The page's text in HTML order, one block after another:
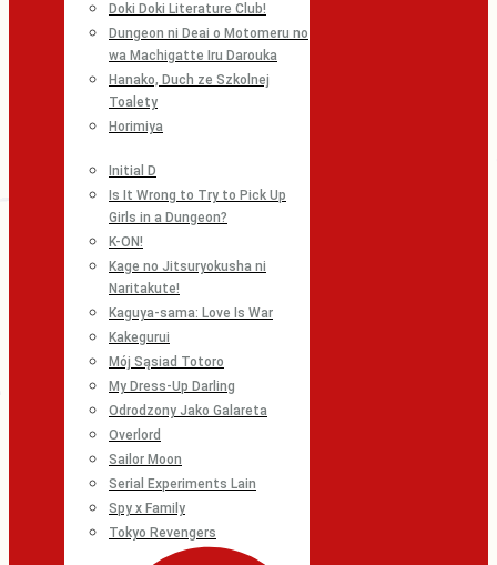
Doki Doki Literature Club!
Dungeon ni Deai o Motomeru no
wa Machigatte Iru Darouka
Hanako, Duch ze Szkolnej
Toalety
Horimiya
Initial D
Is It Wrong to Try to Pick Up
Girls in a Dungeon?
K-ON!
Kage no Jitsuryokusha ni
Naritakute!
Kaguya-sama: Love Is War
Kakegurui
Mój Sąsiad Totoro
My Dress-Up Darling
Odrodzony Jako Galareta
Overlord
Sailor Moon
Serial Experiments Lain
Spy x Family
Tokyo Revengers